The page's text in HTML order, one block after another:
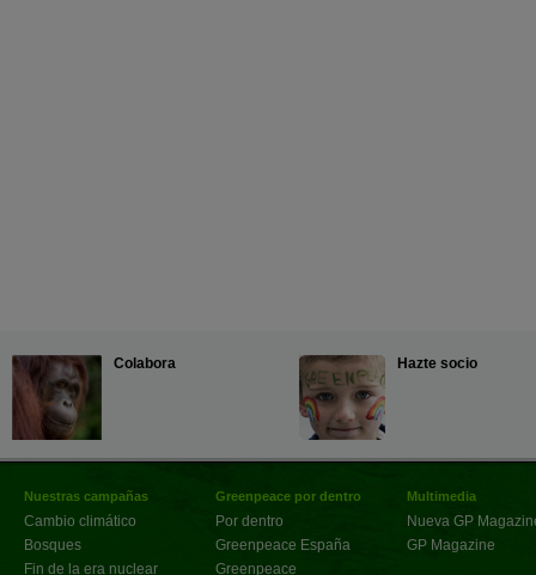
Colabora Hazte socio
Nuestras campañas
Cambio climático
Bosques
Fin de la era nuclear
Greenpeace por dentro
Por dentro
Greenpeace España
Greenpeace
Multimedia
Nueva GP
GP Magazine